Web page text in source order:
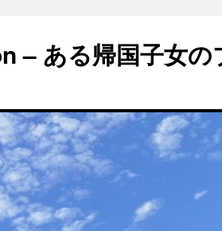
– ある帰国子女の